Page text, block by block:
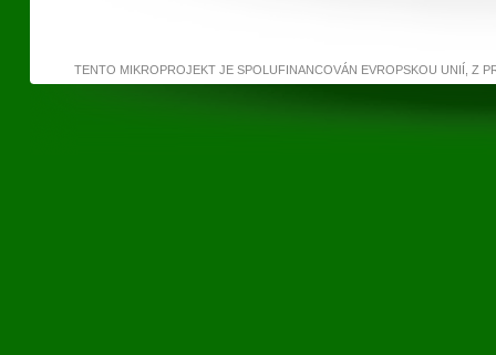
TENTO MIKROPROJEKT JE SPOLUFINANCOVÁN EVROPSKOU UNIÍ, Z